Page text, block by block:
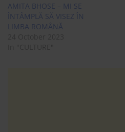
AMITA BHOSE – MI SE
ÎNTÂMPLĂ SĂ VISEZ ÎN
LIMBA ROMÂNĂ